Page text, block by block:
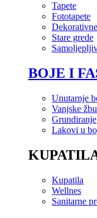
Tapete
Fototapete
Stare grede
BOJE I
Unutarnje
Vanjske
Grundiranje
Lakovi u
Kupatila
Wellnes
Sanitarne